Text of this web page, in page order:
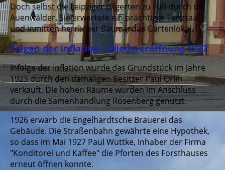
Doch selbst die Leipziger pilgerten zu Fuß durch die
Auenwälder. Sie erwartete ein prächtiger Tanzsaal
und inmitten herrlicher Bäume: das Gartenlokal.
Folgen der Inflation - Wiedereröffnung 1927
Infolge der Inflation wurde das Grundstück im Jahre
1923 durch den damaligen Besitzer Paul Orlin
verkauft. Die hohen Räume wurden im Anschluss
durch die Samenhandlung Rosenberg genutzt.
1926 erwarb die Engelhardtsche Brauerei das
Gebäude. Die Straßenbahn gewährte eine Hypothek,
so dass im Mai 1927 Paul Wuttke, Inhaber der Firma
"Konditorei und Kaffee" die Pforten des Forsthauses
erneut öffnen konnte.